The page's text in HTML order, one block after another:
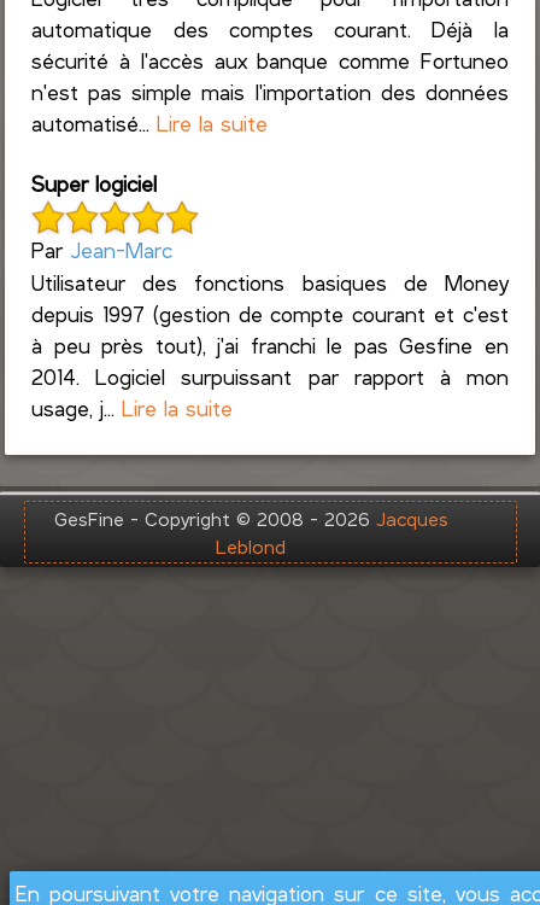
automatique des comptes courant. Déjà la
sécurité à l'accès aux banque comme Fortuneo
n'est pas simple mais l'importation des données
automatisé...Lire la suite
Super logiciel
Par Jean-Marc
Utilisateur des fonctions basiques de Money
depuis 1997 (gestion de compte courant et c'est
à peu près tout), j'ai franchi le pas Gesfine en
2014. Logiciel surpuissant par rapport à mon
usage, j...Lire la suite
En poursuivant votre navigation sur ce site, vous
GesFine - Copyright © 2008 - 2026 Jacques
Leblond